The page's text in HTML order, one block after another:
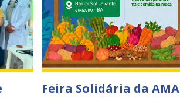
Feira Solidária da AMA